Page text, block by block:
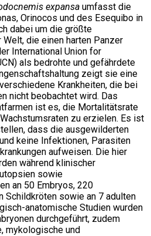
expansa umfasst die
Orinocos und des Esequibo in
dabei um die größte
die einen harten Panzer
International Union for
als bedrohte und gefährdete
zeigt sie eine
Krankheiten, die bei
nicht beobachtet wird. Das
ist es, die Mortalitätsrate
zu erzielen. Es ist
dass die ausgewilderten
keine Infektionen, Parasiten
aufweisen. Die hier
während klinischer
sowie
an 50 Embryos, 220
Schildkröten sowie an 7 adulten
anatomische Studien wurden
durchgeführt, zudem
mykologische und